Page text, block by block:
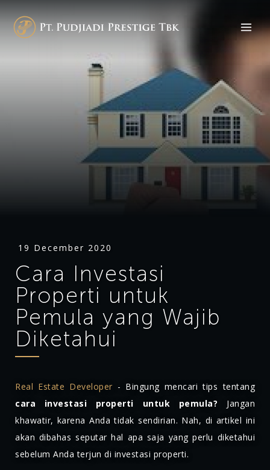
19 December 2020
Cara Investasi
Properti untuk
Pemula yang Wajib
Diketahui
Real Estate Developer - Bingung mencari tips tentang
cara investasi properti untuk pemula? Jangan
khawatir, karena Anda tidak sendirian. Nah, di artikel ini
akan dibahas seputar hal apa saja yang perlu diketahui
sebelum Anda terjun di investasi properti.